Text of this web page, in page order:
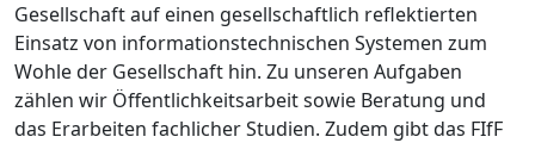
Gesellschaft auf einen gesellschaftlich reflektierten
Einsatz von informationstechnischen Systemen zum
Wohle der Gesellschaft hin. Zu unseren Aufgaben
zählen wir Öffentlichkeitsarbeit sowie Beratung und
das Erarbeiten fachlicher Studien. Zudem gibt das FIfF